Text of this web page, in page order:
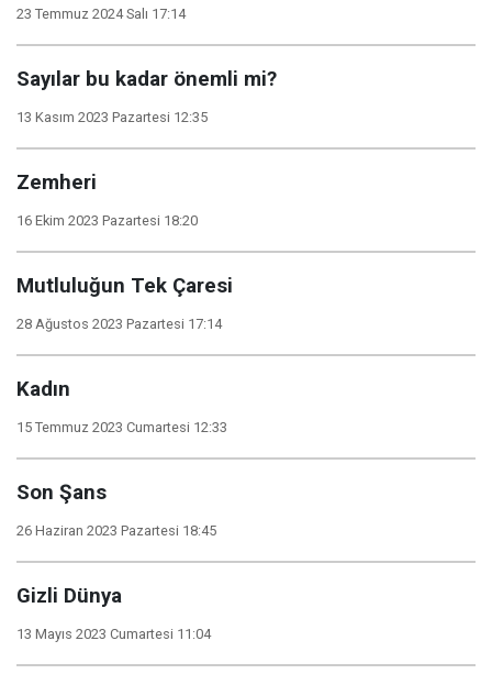
23 Temmuz 2024 Salı 17:14
Sayılar bu kadar önemli mi?
13 Kasım 2023 Pazartesi 12:35
Zemheri
16 Ekim 2023 Pazartesi 18:20
Mutluluğun Tek Çaresi
28 Ağustos 2023 Pazartesi 17:14
Kadın
15 Temmuz 2023 Cumartesi 12:33
Son Şans
26 Haziran 2023 Pazartesi 18:45
Gizli Dünya
13 Mayıs 2023 Cumartesi 11:04